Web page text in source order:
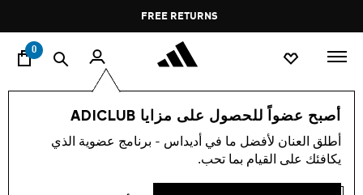
Pause
promotion
rotation
FREE RETURNS
0
أصبح عضواً للحصول على مزايا ADICLUB
أطلق العنان لأفضل ما في أديداس - برنامج عضوية الذي
يكافئك على القيام بما تحب.
الرجال أحذية الهواء الطلق
أحذية وأحذية المشي في الهواء
الطلق للرجال